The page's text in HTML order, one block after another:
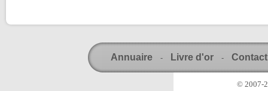
Annuaire - Livre d'or - Contact
© 2007-